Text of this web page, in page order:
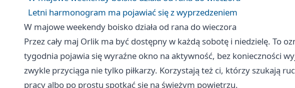
Letni harmonogram ma pojawiać się z wyprzedzeniem
W majowe weekendy boisko działa od rana do wieczora
Przez cały maj Orlik ma być dostępny w każdą sobotę i niedzielę. To
tygodnia pojawia się wyraźne okno na aktywność, bez konieczności
zwykle przyciąga nie tylko piłkarzy. Korzystają też ci, którzy szukają
pracy albo po prostu spotkać się na świeżym powietrzu.